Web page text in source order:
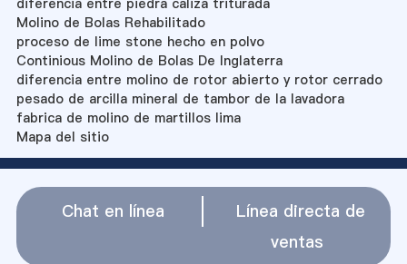
Molino de Bolas Rehabilitado
proceso de lime stone hecho en polvo
Continious Molino de Bolas De Inglaterra
diferencia entre molino de rotor abierto y rotor cerrado
pesado de arcilla mineral de tambor de la lavadora
fabrica de molino de martillos lima
Mapa del sitio
Chat en línea
Línea directa de
ventas